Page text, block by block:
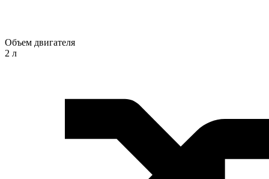
Объем двигателя
2 л